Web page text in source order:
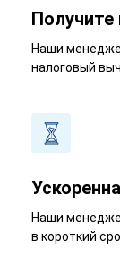
Получите
Наши
налоговый
Наши
в короткий